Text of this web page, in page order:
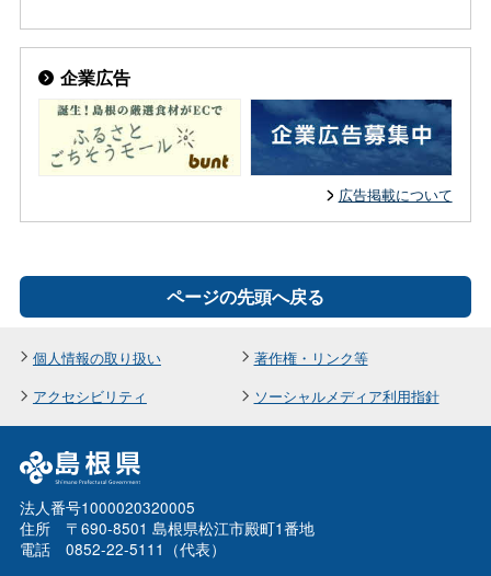
企業広告
広告掲載について
ページの先頭へ戻る
個人情報の取り扱い
著作権・リンク等
アクセシビリティ
ソーシャルメディア利用指針
法人番号1000020320005
住所 〒690-8501 島根県松江市殿町1番地
電話 0852-22-5111（代表）